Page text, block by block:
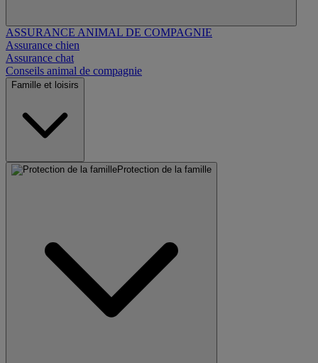
ASSURANCE ANIMAL DE COMPAGNIE
Assurance chien
Assurance chat
Conseils animal de compagnie
Famille et loisirs
Protection de la famille